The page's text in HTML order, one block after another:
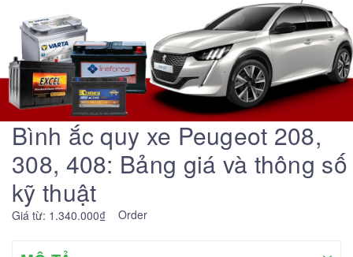
Bình ắc quy xe Peugeot 208,
308, 408: Bảng giá và thông số
kỹ thuật
Giá từ: 1.340.000₫ Order